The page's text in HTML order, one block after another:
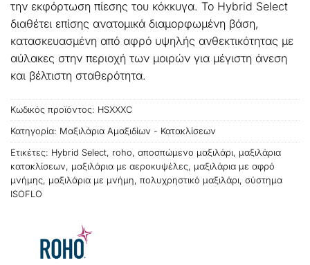
την εκφόρτωση πίεσης του κόκκυγα. Το Hybrid Select
διαθέτει επίσης ανατομικά διαμορφωμένη βάση,
κατασκευασμένη από αφρό υψηλής ανθεκτικότητας με
αύλακες στην περιοχή των μοιρών για μέγιστη άνεση
και βέλτιστη σταθερότητα.
Κωδικός προϊόντος: HSXXXC
Κατηγορία: Μαξιλάρια Αμαξιδίων - Κατακλίσεων
Ετικέτες: Hybrid Select, roho, αποσπώμενο μαξιλάρι, μαξιλάρια
κατακλίσεων, μαξιλάρια με αεροκυψέλες, μαξιλάρια με αφρό
μνήμης, μαξιλάρια με μνήμη, πολυχρηστικό μαξιλάρι, σύστημα
ISOFLO